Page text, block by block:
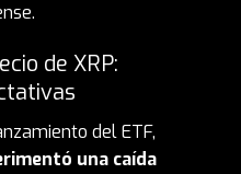
de XRP:
del ETF,
una caída